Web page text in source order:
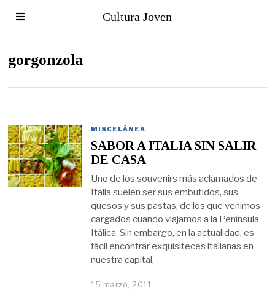
Cultura Joven
gorgonzola
MISCELÁNEA
SABOR A ITALIA SIN SALIR
DE CASA
Uno de los souvenirs más aclamados de
Italia suelen ser sus embutidos, sus
quesos y sus pastas, de los que venimos
cargados cuando viajamos a la Península
Itálica. Sin embargo, en la actualidad, es
fácil encontrar exquisiteces italianas en
nuestra capital,
15 marzo, 2011